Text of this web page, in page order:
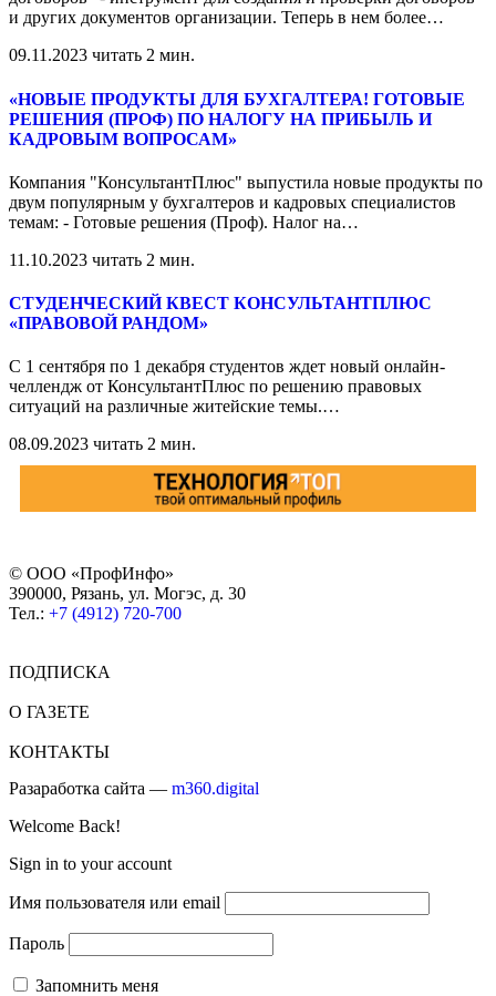
и других документов организации. Теперь в нем более…
09.11.2023 читать 2 мин.
«НОВЫЕ ПРОДУКТЫ ДЛЯ БУХГАЛТЕРА! ГОТОВЫЕ
РЕШЕНИЯ (ПРОФ) ПО НАЛОГУ НА ПРИБЫЛЬ И
КАДРОВЫМ ВОПРОСАМ»
Компания "КонсультантПлюс" выпустила новые продукты по
двум популярным у бухгалтеров и кадровых специалистов
темам: - Готовые решения (Проф). Налог на…
11.10.2023 читать 2 мин.
СТУДЕНЧЕСКИЙ КВЕСТ КОНСУЛЬТАНТПЛЮС
«ПРАВОВОЙ РАНДОМ»
С 1 сентября по 1 декабря студентов ждет новый онлайн-
челлендж от КонсультантПлюс по решению правовых
ситуаций на различные житейские темы.…
08.09.2023 читать 2 мин.
© ООО «ПрофИнфо»
390000, Рязань, ул. Могэс, д. 30
Тел.: +7 (4912) 720-700
ПОДПИСКА
О ГАЗЕТЕ
КОНТАКТЫ
Разаработка сайта — m360.digital
Welcome Back!
Sign in to your account
Имя пользователя или email
Пароль
Запомнить меня